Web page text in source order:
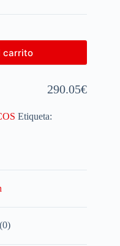
carrito
290.05€
Etiqueta: